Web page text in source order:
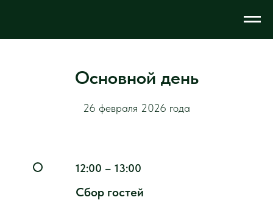
Основной день
26 февраля 2026 года
12:00 – 13:00
Сбор гостей